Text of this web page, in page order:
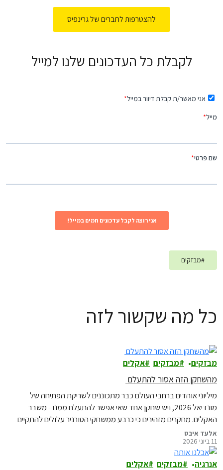
להצטרפות לחברים של גרינפיס
לקבלת כל העדכונים שלנו למייל
#מבזקים
כל מה שקשור לזה
מבזקים מבזקים אקלים
מהשחקן הזה אסור להתעלם
מיליוני אוהדים ברחבי העולם כבר מתכוננים לשריקת הפתיחה של
מונדיאל 2026, ויש שחקן אחד שאי אפשר להתעלם ממנו - משבר
האקלים. מחקרים מזהירים כי כרבע ממשחקי הטורניר עלולים להתקיים
central מראה כי שינויי האקלים מגבירים את הסבירות לחום שיפגע
בביצועי השחקנים ב-97 מתוך 104 המשחקים המתוכננים.
אלעד איבס
11 ביוני 2026
אנרגיה מבזקים אקלים